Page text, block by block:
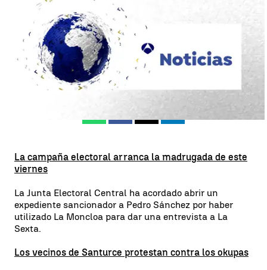
Antena 3 Noticias Madrid
Publicado:31 de octubre de 2019, 09:33
WhatsappFacebook
X Linkedin
La campaña electoral arranca la madrugada de este
viernes
La Junta Electoral Central ha acordado abrir un
expediente sancionador a Pedro Sánchez por haber
utilizado La Moncloa para dar una entrevista a La
Sexta.
Los vecinos de Santurce protestan contra los okupas